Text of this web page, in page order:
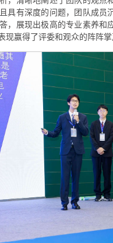
具有深度的问题，团队成员
，展现出极高的专业素养和
现赢得了评委和观众的阵阵